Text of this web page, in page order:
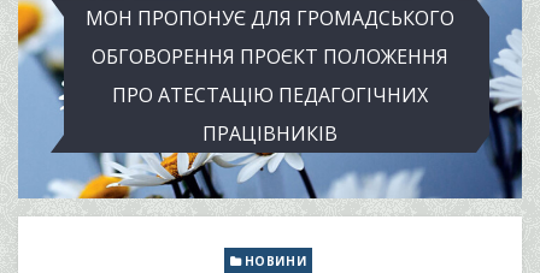
МОН ПРОПОНУЄ ДЛЯ ГРОМАДСЬКОГО
ОБГОВОРЕННЯ ПРОЄКТ ПОЛОЖЕННЯ
ПРО АТЕСТАЦІЮ ПЕДАГОГІЧНИХ
ПРАЦІВНИКІВ
НОВИНИ